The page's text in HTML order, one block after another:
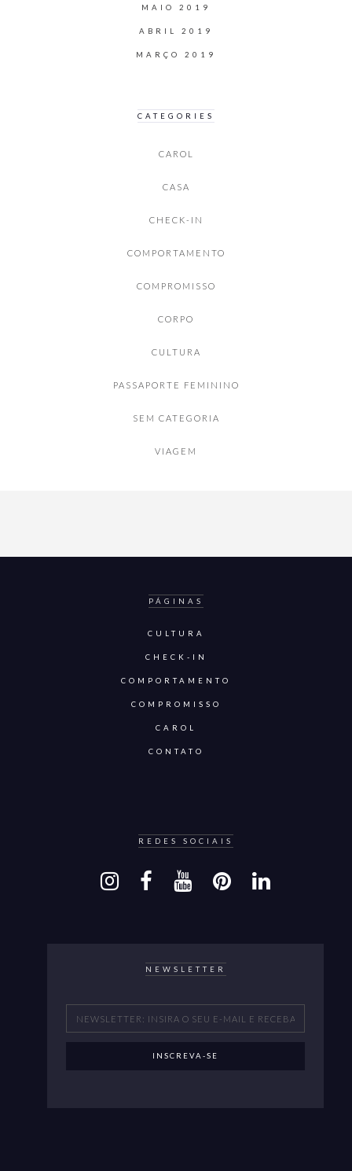
MAIO 2019
ABRIL 2019
MARÇO 2019
CATEGORIES
CAROL
CASA
CHECK-IN
COMPORTAMENTO
COMPROMISSO
CORPO
CULTURA
PASSAPORTE FEMININO
SEM CATEGORIA
VIAGEM
PÁGINAS
CULTURA
CHECK-IN
COMPORTAMENTO
COMPROMISSO
CAROL
CONTATO
REDES SOCIAIS
NEWSLETTER